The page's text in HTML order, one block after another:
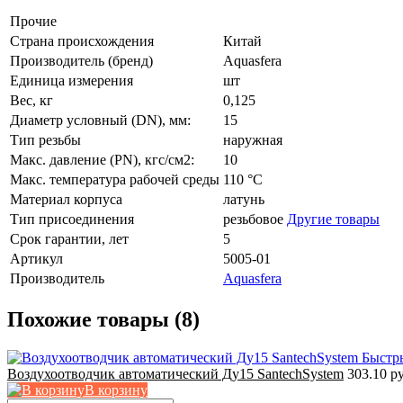
Прочие
Страна происхождения
Китай
Производитель (бренд)
Aquasfera
Единица измерения
шт
Вес, кг
0,125
Диаметр условный (DN), мм:
15
Тип резьбы
наружная
Макс. давление (PN), кгс/см2:
10
Макс. температура рабочей среды 110 °C
Материал корпуса
латунь
Тип присоединения
резьбовое Другие товары
Срок гарантии, лет
5
Артикул
5005-01
Производитель
Aquasfera
Похожие товары (8)
Воздухоотводчик автоматический Ду15 SantechSystem 303.10
В корзину